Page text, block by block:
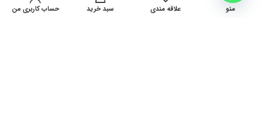
منو علاقه مندی سبد خرید حساب کاربری من